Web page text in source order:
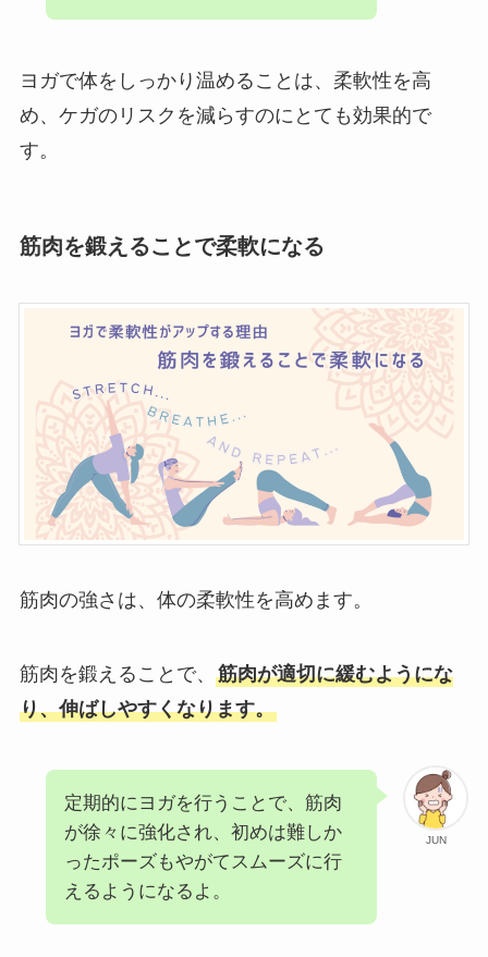
ヨガで体をしっかり温めることは、柔軟性を高
め、ケガのリスクを減らすのにとても効果的で
す。
筋肉を鍛えることで柔軟になる
筋肉の強さは、体の柔軟性を高めます。
筋肉を鍛えることで、 筋肉が適切に緩むようにな
り、伸ばしやすくなります。
JUN
定期的にヨガを行うことで、筋肉
が徐々に強化され、初めは難しか
ったポーズもやがてスムーズに行
えるようになるよ。